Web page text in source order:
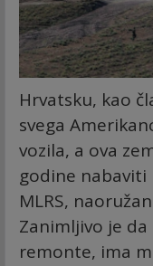
Hrvatsku, kao
svega
vozila, a ova
godine nabaviti
MLRS,
Zanimljivo je
remonte, ima